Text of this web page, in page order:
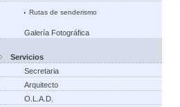
Rutas de senderismo
Galería Fotográfica
Servicios
Secretaria
Arquitecto
O.L.A.D.